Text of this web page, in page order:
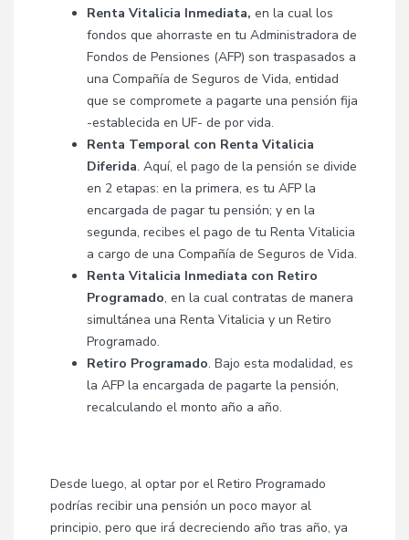
Renta Vitalicia Inmediata, en la cual los
fondos que ahorraste en tu Administradora de
Fondos de Pensiones (AFP) son traspasados a
una Compañía de Seguros de Vida, entidad
que se compromete a pagarte una pensión fija
-establecida en UF- de por vida.
Renta Temporal con Renta Vitalicia
Diferida. Aquí, el pago de la pensión se divide
en 2 etapas: en la primera, es tu AFP la
encargada de pagar tu pensión; y en la
segunda, recibes el pago de tu Renta Vitalicia
a cargo de una Compañía de Seguros de Vida.
Renta Vitalicia Inmediata con Retiro
Programado, en la cual contratas de manera
simultánea una Renta Vitalicia y un Retiro
Programado.
Retiro Programado. Bajo esta modalidad, es
la AFP la encargada de pagarte la pensión,
recalculando el monto año a año.
Desde luego, al optar por el Retiro Programado
podrías recibir una pensión un poco mayor al
principio, pero que irá decreciendo año tras año, ya